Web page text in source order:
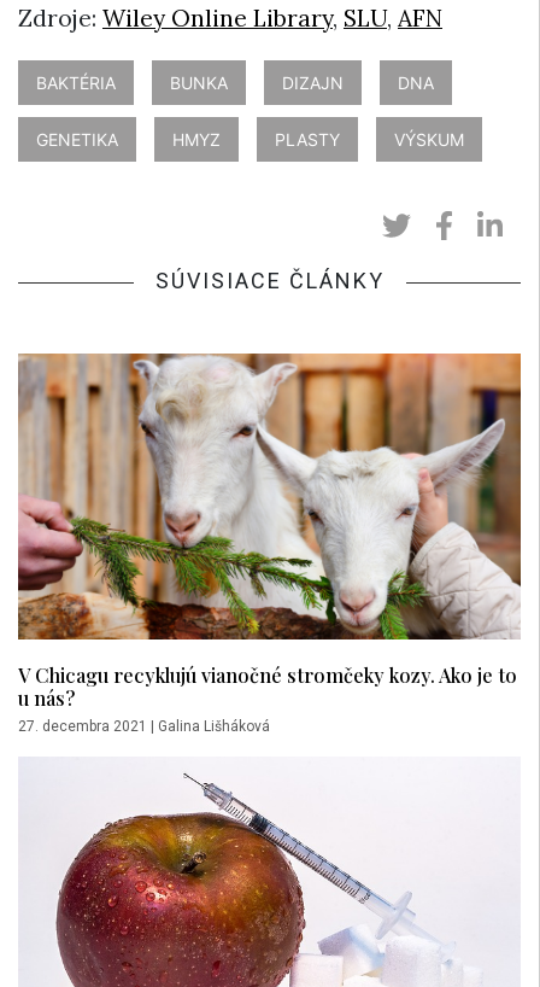
Zdroje: Wiley Online Library, SLU, AFN
BAKTÉRIA BUNKA DIZAJN DNA
GENETIKA HMYZ PLASTY VÝSKUM
SÚVISIACE ČLÁNKY
V Chicagu recyklujú vianočné stromčeky kozy. Ako je to
u nás?
27. decembra 2021 | Galina Lišháková